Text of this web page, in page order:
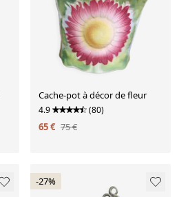
Cache-pot à décor de fleur
4.9 (80)
65 € 75 €
-27%